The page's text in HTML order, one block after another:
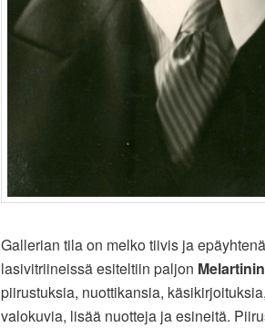
Gallerian tila on melko tiivis ja
lasivitriineissä esiteltiin paljon Melartinin
piirustuksia, nuottikansia,
valokuvia, lisää nuotteja ja esineitä.